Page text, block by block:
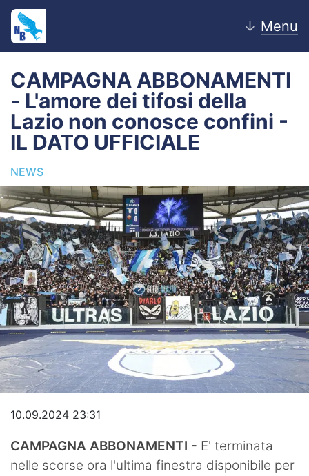
↓ Menu
Home
News
Editoriale
Pagelle
Settore Giovanile
Lazio Women
Calciomercato
Video
CAMPAGNA ABBONAMENTI
- L'amore dei tifosi della
Lazio non conosce confini -
IL DATO UFFICIALE
NEWS
10.09.2024 23:31
CAMPAGNA ABBONAMENTI - E' terminata
nelle scorse ora l'ultima finestra disponibile per